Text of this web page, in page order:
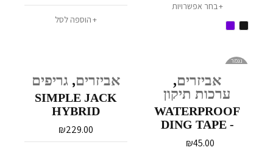
בחר אפשרויות
הוספה לסל
נגמר
אביזרים,
ערכות תיקון
WATERPROOF
DING TAPE -
SMALL
₪45.00
אביזרים, גריפים
SIMPLE JACK
HYBRID
₪229.00